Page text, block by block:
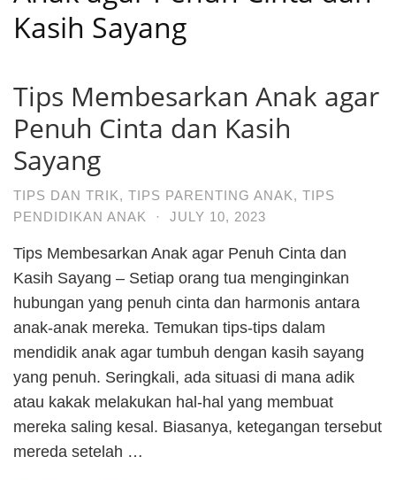
Kasih Sayang
Tips Membesarkan Anak agar
Penuh Cinta dan Kasih
Sayang
TIPS DAN TRIK, TIPS PARENTING ANAK, TIPS
PENDIDIKAN ANAK
· JULY 10, 2023
Tips Membesarkan Anak agar Penuh Cinta dan
Kasih Sayang – Setiap orang tua menginginkan
hubungan yang penuh cinta dan harmonis antara
anak-anak mereka. Temukan tips-tips dalam
mendidik anak agar tumbuh dengan kasih sayang
yang penuh. Seringkali, ada situasi di mana adik
atau kakak melakukan hal-hal yang membuat
mereka saling kesal. Biasanya, ketegangan tersebut
mereda setelah …